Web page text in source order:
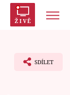
ŽIVĚ
SDÍLET